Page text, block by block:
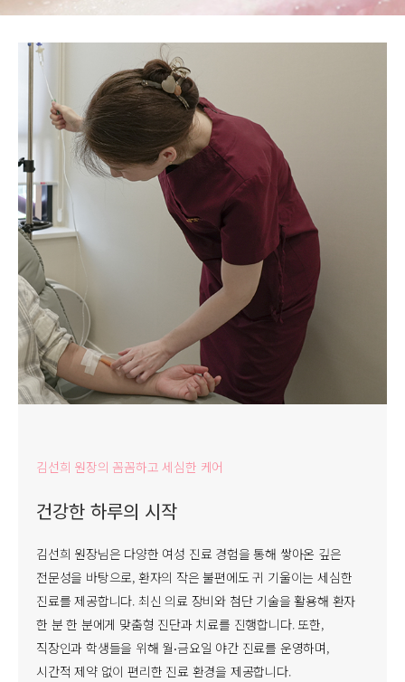
김선희 원장의 꼼꼼하고 세심한 케어
건강한 하루의 시작
김선희 원장님은 다양한 여성 진료 경험을 통해 쌓아온 깊은
전문성을 바탕으로, 환자의 작은 불편에도 귀 기울이는 세심한
진료를 제공합니다. 최신 의료 장비와 첨단 기술을 활용해 환자
한 분 한 분에게 맞춤형 진단과 치료를 진행합니다. 또한,
직장인과 학생들을 위해 월‧금요일 야간 진료를 운영하며,
시간적 제약 없이 편리한 진료 환경을 제공합니다.